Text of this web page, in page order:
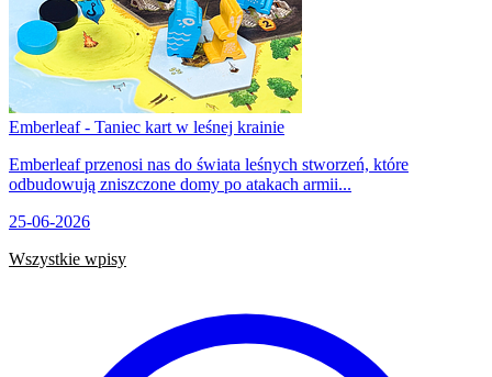
Emberleaf - Taniec kart w leśnej krainie
Emberleaf przenosi nas do świata leśnych stworzeń, które
odbudowują zniszczone domy po atakach armii...
25-06-2026
Wszystkie wpisy